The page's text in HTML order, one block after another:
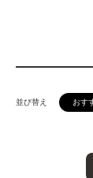
並び替え おす